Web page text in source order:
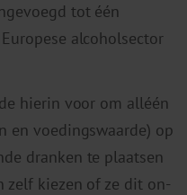
tot één
alcoholsector
hierin voor om alléén
en voedingswaarde) op
dranken te plaatsen
zelf kiezen of ze dit on-